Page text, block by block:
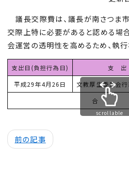
議長交際費は、議長が南さつま
交際上特に必要があると認める場
会運営の透明性を高めるため、執行
支出日(負担行為日) 支
平成29年4月26日
文教厚生委員会行
合
scrollable
前の記事